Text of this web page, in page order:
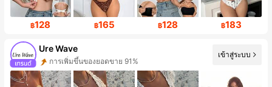
฿128 ฿165 ฿128 ฿183
Ure Wave
การเพิ่มขึ้นของผู้ติดตาม 230%
เข้าสู่ระบบ